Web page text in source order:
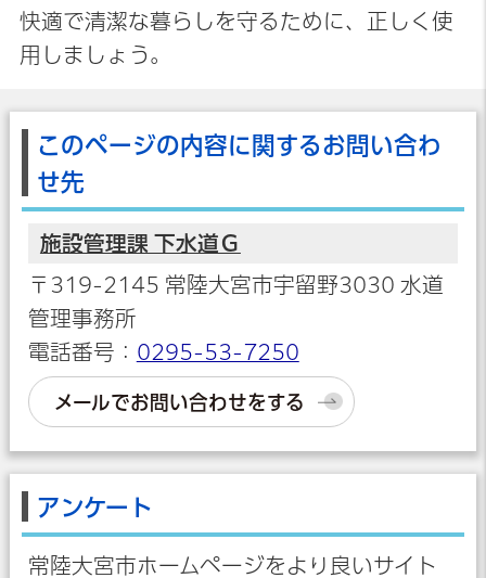
快適で清潔な暮らしを守るために、正しく使
用しましょう。
このページの内容に関するお問い合わ
せ先
施設管理課 下水道Ｇ
〒319-2145 常陸大宮市宇留野3030 水道
管理事務所
電話番号： 0295-53-7250
メールでお問い合わせをする
アンケート
常陸大宮市ホームページをより良いサイト